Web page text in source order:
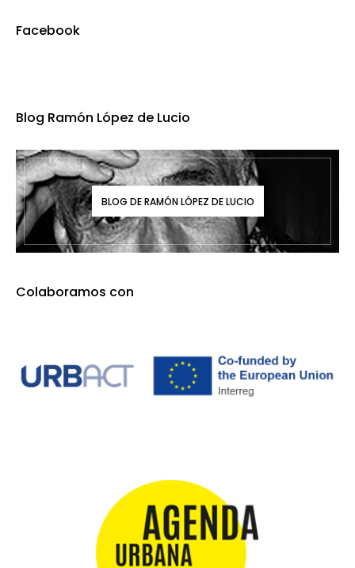
Facebook
Blog Ramón López de Lucio
BLOG DE RAMÓN LÓPEZ DE LUCIO
Colaboramos con